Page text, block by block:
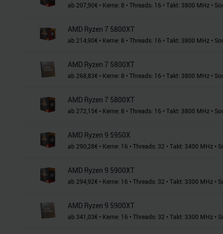
ab 207,90€ • Kerne: 8 • Threads: 16 • Takt: 3800 MHz •
AMD Ryzen 7 5800XT
ab 214,90€ • Kerne: 8 • Threads: 16 • Takt: 3800 MHz •
AMD Ryzen 7 5800XT
ab 268,83€ • Kerne: 8 • Threads: 16 • Takt: 3800 MHz •
AMD Ryzen 7 5800XT
ab 272,15€ • Kerne: 8 • Threads: 16 • Takt: 3800 MHz •
AMD Ryzen 9 5950X
ab 290,28€ • Kerne: 16 • Threads: 32 • Takt: 3400 MHz •
AMD Ryzen 9 5900XT
ab 294,92€ • Kerne: 16 • Threads: 32 • Takt: 3300 MHz •
AMD Ryzen 9 5900XT
ab 341,03€ • Kerne: 16 • Threads: 32 • Takt: 3300 MHz •